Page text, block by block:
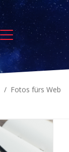
/ Fotos fürs Web